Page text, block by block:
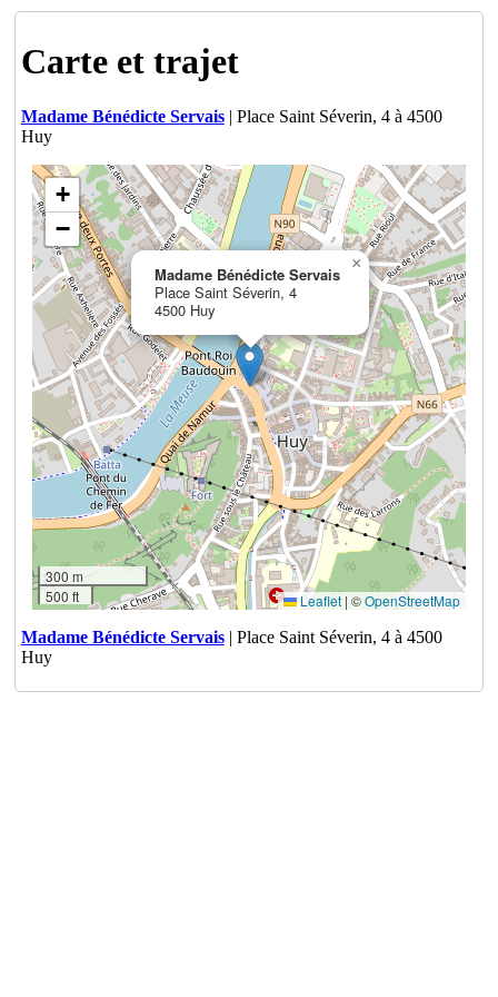
Carte et trajet
Madame Bénédicte Servais| Place Saint Séverin, 4 à 4500
Huy
Madame Bénédicte Servais
Place Saint Séverin, 4
4500 Huy
×
+
−
300 m
500 ft
Leaflet | ©OpenStreetMap
Madame Bénédicte Servais| Place Saint Séverin, 4 à 4500
Huy